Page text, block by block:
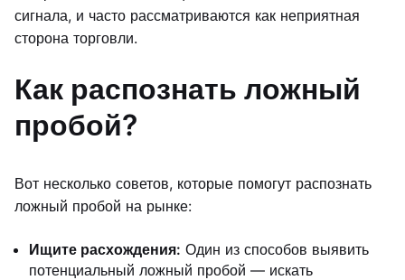
сигнала, и часто рассматриваются как неприятная
сторона торговли.
Как распознать ложный
пробой?
Вот несколько советов, которые помогут распознать
ложный пробой на рынке:
Ищите расхождения: Один из способов выявить
потенциальный ложный пробой — искать